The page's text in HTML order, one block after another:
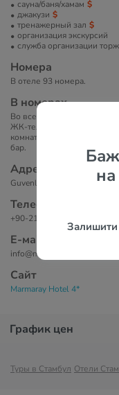
на
Залишити
сауна/баня/хамам
джакузи
тренажерный зал
организация экскурсий
служба организации
Номера
В отеле 93 номера.
В номерах
Во всех элегантно
ЖК-телевизор со
комната. Кроме того,
бар.
Адрес
Guvenlik Caddesi No:43
Телефоны
+90-212-458 60 00
Е-маil
info@marmarayhotel.com
Сайт
Marmaray Hotel 4*
График цен
Туры в Стамбул Отели